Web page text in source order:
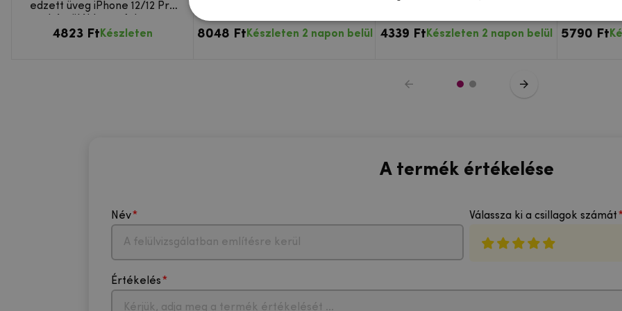
edzett üveg iPhone 12/12 Pro
4823 Ft Készleten
Pro készülékhez
8048 Ft Készleten 2 napon belül 4339 Ft Készleten 2 napon belül
12/12
5790 Ft
A termék értékelése
Név Válassza ki a csillagok számát
Értékelés